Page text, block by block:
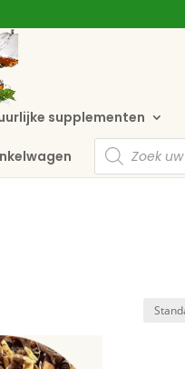
supplementen
Producten
zoeken